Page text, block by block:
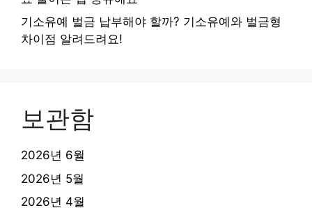
기소유예 벌금 납부해야 할까? 기소유예와 벌금형
차이점 알려드려요!
보관함
2026년 6월
2026년 5월
2026년 4월